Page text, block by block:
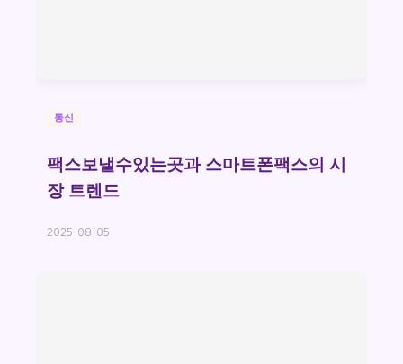
통신
팩스보낼수있는곳과 스마트폰팩스의 시
장 트렌드
2025-08-05